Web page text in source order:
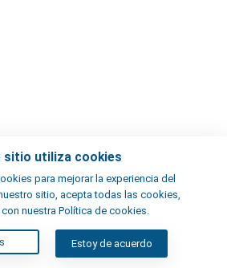
sitio utiliza cookies
para mejorar la experiencia del
sitio, acepta todas las cookies,
nuestra Política de cookies.
Estoy de acuerdo